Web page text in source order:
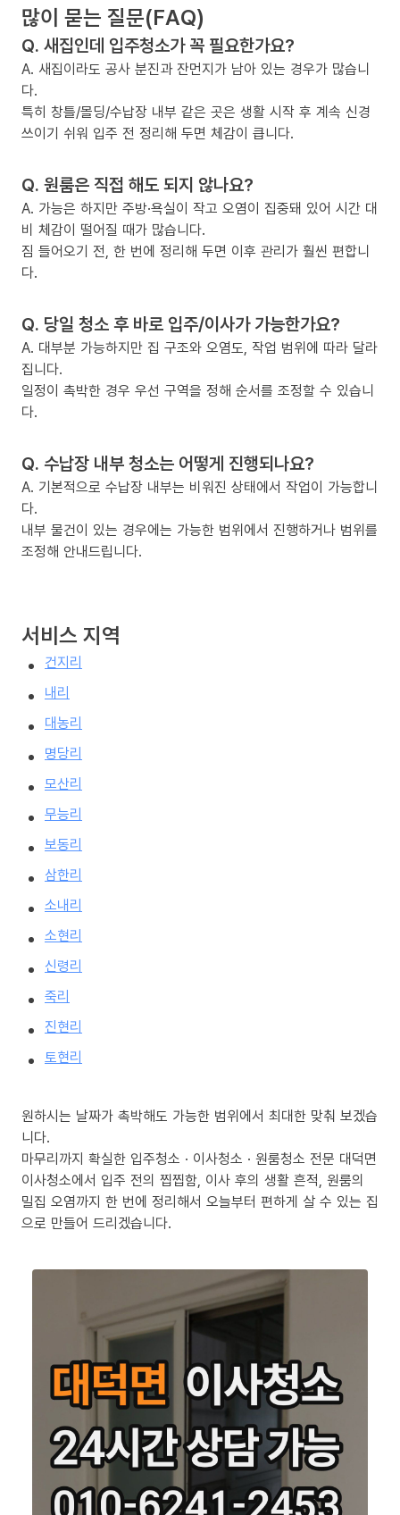
많이 묻는 질문(FAQ)
Q. 새집인데 입주청소가 꼭 필요한가요?
A. 새집이라도 공사 분진과 잔먼지가 남아 있는 경우가 많습니
다.
특히 창틀/몰딩/수납장 내부 같은 곳은 생활 시작 후 계속 신경
쓰이기 쉬워 입주 전 정리해 두면 체감이 큽니다.
Q. 원룸은 직접 해도 되지 않나요?
A. 가능은 하지만 주방·욕실이 작고 오염이 집중돼 있어 시간 대
비 체감이 떨어질 때가 많습니다.
짐 들어오기 전, 한 번에 정리해 두면 이후 관리가 훨씬 편합니
다.
Q. 당일 청소 후 바로 입주/이사가 가능한가요?
A. 대부분 가능하지만 집 구조와 오염도, 작업 범위에 따라 달라
집니다.
일정이 촉박한 경우 우선 구역을 정해 순서를 조정할 수 있습니
다.
Q. 수납장 내부 청소는 어떻게 진행되나요?
A. 기본적으로 수납장 내부는 비워진 상태에서 작업이 가능합니
다.
내부 물건이 있는 경우에는 가능한 범위에서 진행하거나 범위를
조정해 안내드립니다.
서비스 지역
건지리
내리
대농리
명당리
모산리
무능리
보동리
삼한리
소내리
소현리
신령리
죽리
진현리
토현리
원하시는 날짜가 촉박해도 가능한 범위에서 최대한 맞춰 보겠습
니다.
마무리까지 확실한 입주청소 · 이사청소 · 원룸청소 전문 대덕면
이사청소에서 입주 전의 찝찝함, 이사 후의 생활 흔적, 원룸의
밀집 오염까지 한 번에 정리해서 오늘부터 편하게 살 수 있는 집
으로 만들어 드리겠습니다.